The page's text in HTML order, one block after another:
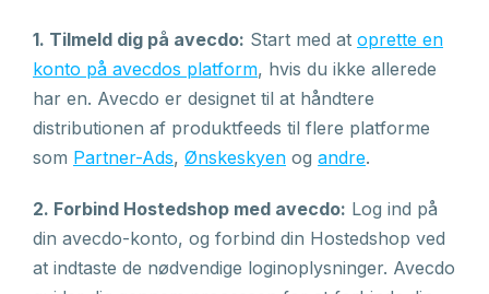
1. Tilmeld dig på avecdo: Start med at oprette en
konto på avecdos platform, hvis du ikke allerede
har en. Avecdo er designet til at håndtere
distributionen af produktfeeds til flere platforme
som Partner-Ads, Ønskeskyen og andre.
2. Forbind Hostedshop med avecdo: Log ind på
din avecdo-konto, og forbind din Hostedshop ved
at indtaste de nødvendige loginoplysninger. Avecdo